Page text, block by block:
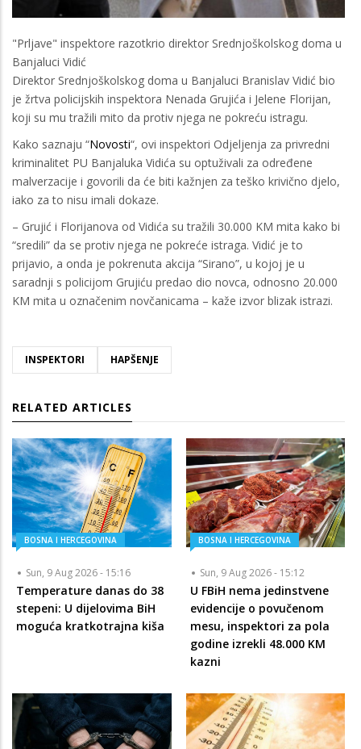
"Prljave" inspektore razotkrio direktor Srednjoškolskog doma u
Banjaluci Vidić
Direktor Srednjoškolskog doma u Banjaluci Branislav Vidić bio
je žrtva policijskih inspektora Nenada Grujića i Jelene Florijan,
koji su mu tražili mito da protiv njega ne pokreću istragu.
Kako saznaju “Novosti“, ovi inspektori Odjeljenja za privredni
kriminalitet PU Banjaluka Vidića su optuživali za određene
malverzacije i govorili da će biti kažnjen za teško krivično djelo,
iako za to nisu imali dokaze.
– Grujić i Florijanova od Vidića su tražili 30.000 KM mita kako bi
“sredili” da se protiv njega ne pokreće istraga. Vidić je to
prijavio, a onda je pokrenuta akcija “Sirano”, u kojoj je u
saradnji s policijom Grujiću predao dio novca, odnosno 20.000
KM mita u označenim novčanicama – kaže izvor blizak istrazi.
INSPEKTORI HAPŠENJE
RELATED ARTICLES
BOSNA I HERCEGOVINA
Sun, 9 Aug 2026 - 15:16
Temperature danas do 38
stepeni: U dijelovima BiH
moguća kratkotrajna kiša
BOSNA I HERCEGOVINA
Sun, 9 Aug 2026 - 15:12
U FBiH nema jedinstvene
evidencije o povučenom
mesu, inspektori za pola
godine izrekli 48.000 KM
kazni